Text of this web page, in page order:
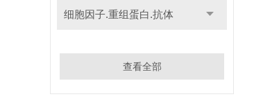
细胞因子.重组蛋白.抗体
查看全部